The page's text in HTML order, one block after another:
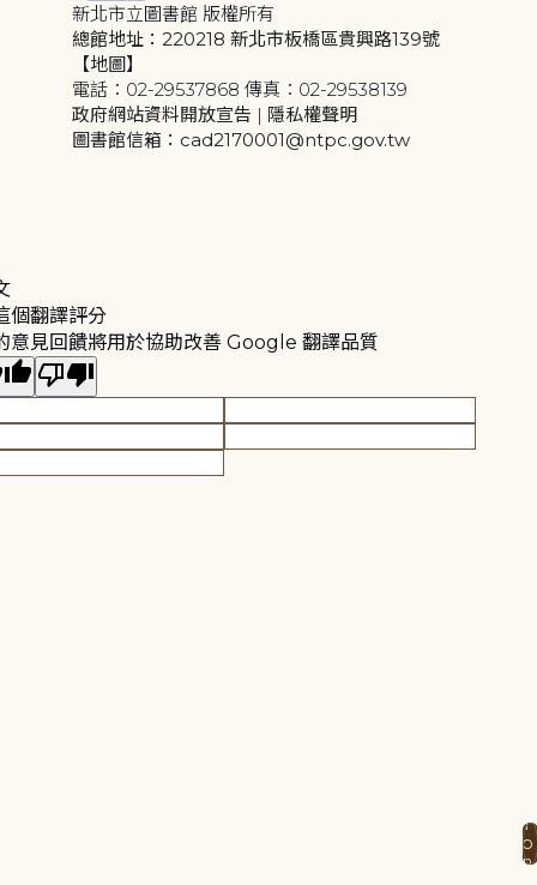
新北市立圖書館 版權所有
總館地址：220218 新北市板橋區貴興路139號
【地圖】
電話：02-29537868 傳真：02-29538139
政府網站資料開放宣告 | 隱私權聲明
圖書館信箱：cad2170001@ntpc.gov.tw
個翻譯評分
意見回饋將用於協助改善 Google 翻譯品質